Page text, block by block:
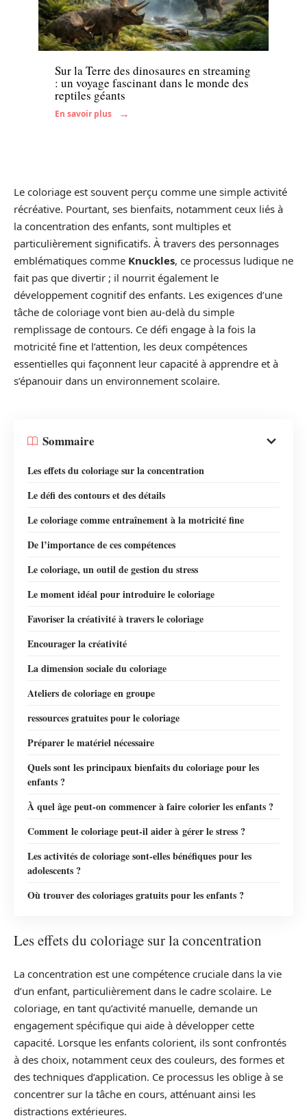
Famille
Sur la Terre des dinosaures en streaming
: un voyage fascinant dans le monde des
reptiles géants
En savoir plus
Le coloriage est souvent perçu comme une simple activité
récréative. Pourtant, ses bienfaits, notamment ceux liés à
la concentration des enfants, sont multiples et
particulièrement significatifs. À travers des personnages
emblématiques comme Knuckles, ce processus ludique ne
fait pas que divertir ; il nourrit également le
développement cognitif des enfants. Les exigences d’une
tâche de coloriage vont bien au-delà du simple
remplissage de contours. Ce défi engage à la fois la
motricité fine et l’attention, les deux compétences
essentielles qui façonnent leur capacité à apprendre et à
s’épanouir dans un environnement scolaire.
Sommaire
Les effets du coloriage sur la concentration
Le défi des contours et des détails
Le coloriage comme entraînement à la motricité fine
De l’importance de ces compétences
Le coloriage, un outil de gestion du stress
Le moment idéal pour introduire le coloriage
Favoriser la créativité à travers le coloriage
Encourager la créativité
La dimension sociale du coloriage
Ateliers de coloriage en groupe
ressources gratuites pour le coloriage
Préparer le matériel nécessaire
Quels sont les principaux bienfaits du coloriage pour les
enfants ?
À quel âge peut-on commencer à faire colorier les enfants ?
Comment le coloriage peut-il aider à gérer le stress ?
Les activités de coloriage sont-elles bénéfiques pour les
adolescents ?
Où trouver des coloriages gratuits pour les enfants ?
Les effets du coloriage sur la concentration
La concentration est une compétence cruciale dans la vie
d’un enfant, particulièrement dans le cadre scolaire. Le
coloriage, en tant qu’activité manuelle, demande un
engagement spécifique qui aide à développer cette
capacité. Lorsque les enfants colorient, ils sont confrontés
à des choix, notamment ceux des couleurs, des formes et
des techniques d’application. Ce processus les oblige à se
concentrer sur la tâche en cours, atténuant ainsi les
distractions extérieures.